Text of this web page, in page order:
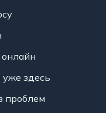
онлайн
уже здесь
проблем